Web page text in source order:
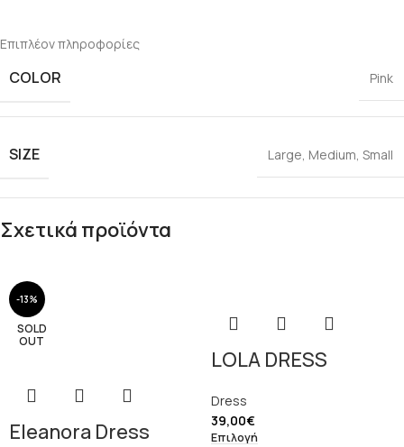
Επιπλέον πληροφορίες
COLOR Pink
SIZE Large, Medium, Small
Σχετικά προϊόντα
-13%
SOLD
OUT
Eleanora Dress
LOLA DRESS
Dress
39,00€
Επιλογή